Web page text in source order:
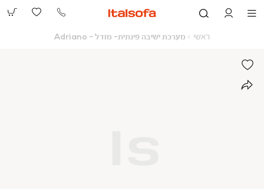
073-
ראשי ראשי
מערכת ישיבה פינתית- מודל - Adriano